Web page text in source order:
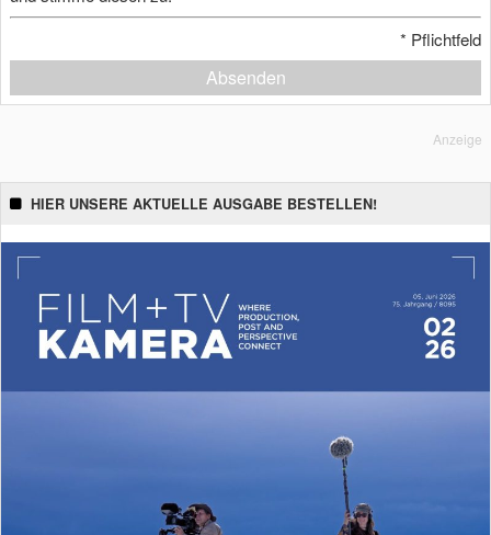
* Pflichtfeld
Absenden
Anzeige
HIER UNSERE AKTUELLE AUSGABE BESTELLEN!